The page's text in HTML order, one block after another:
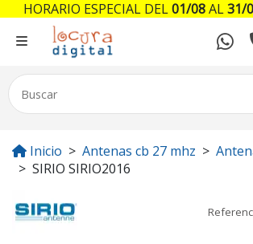
Inicio Antenas cb 27 mhz
SIRIO SIRIO2016
HORARIO ESPECIAL DEL01/08AL31/